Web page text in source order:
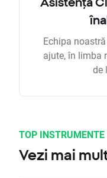
Echipa
ajute, în limba
de
TOP INSTRUMENTE
Vezi mai